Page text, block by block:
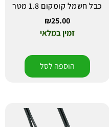
כבל חשמל קומקום 1.8 מטר
₪25.00
זמין במלאי
הוספה לסל